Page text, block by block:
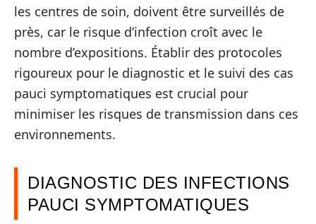
les centres de soin, doivent être surveillés de
près, car le risque d’infection croît avec le
nombre d’expositions. Établir des protocoles
rigoureux pour le diagnostic et le suivi des cas
pauci symptomatiques est crucial pour
minimiser les risques de transmission dans ces
environnements.
DIAGNOSTIC DES INFECTIONS
PAUCI SYMPTOMATIQUES